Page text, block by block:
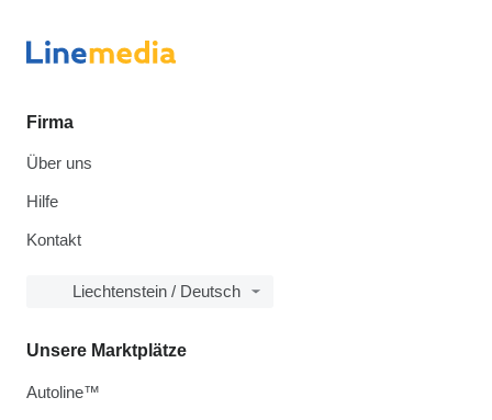
Firma
Über uns
Hilfe
Kontakt
Liechtenstein / Deutsch
Unsere Marktplätze
Autoline™